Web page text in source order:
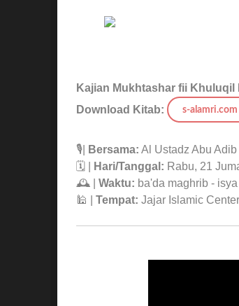
Kajian Mukhtashar fii Khuluqil
Download Kitab:
s-alamri.com
🎙| Bersama: Al Ustadz Abu Adib
🗓 |
Hari/Tanggal: Rabu, 21
🕰 | Waktu: ba'da maghrib - isya
🕌 | Tempat: Jajar Islamic